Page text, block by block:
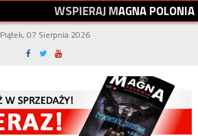
WSPIERAJMAGNAPOLONIA
Piątek, 07 Sierpnia 2026